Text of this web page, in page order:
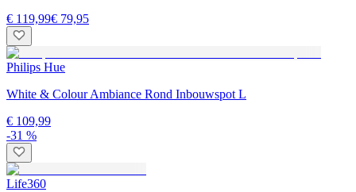
€ 119,99€ 79,95
Philips Hue
White & Colour Ambiance Rond Inbouwspot L
€ 109,99
-31 %
Life360